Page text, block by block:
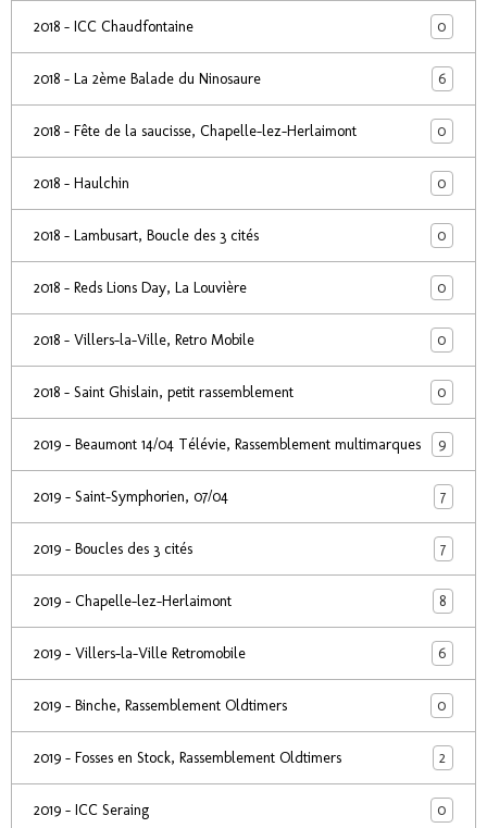
2018 - ICC Chaudfontaine 0
2018 - La 2ème Balade du Ninosaure 6
2018 - Fête de la saucisse, Chapelle-lez-Herlaimont 0
2018 - Haulchin 0
2018 - Lambusart, Boucle des 3 cités 0
2018 - Reds Lions Day, La Louvière 0
2018 - Villers-la-Ville, Retro Mobile 0
2018 - Saint Ghislain, petit rassemblement 0
2019 - Beaumont 14/04 Télévie, Rassemblement multimarques 9
2019 - Saint-Symphorien, 07/04 7
2019 - Boucles des 3 cités 7
2019 - Chapelle-lez-Herlaimont 8
2019 - Villers-la-Ville Retromobile 6
2019 - Binche, Rassemblement Oldtimers 0
2019 - Fosses en Stock, Rassemblement Oldtimers 2
2019 - ICC Seraing 0